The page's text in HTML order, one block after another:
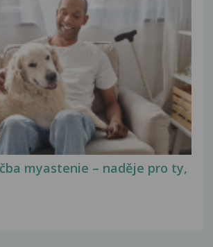
myastenie – naděje pro ty,